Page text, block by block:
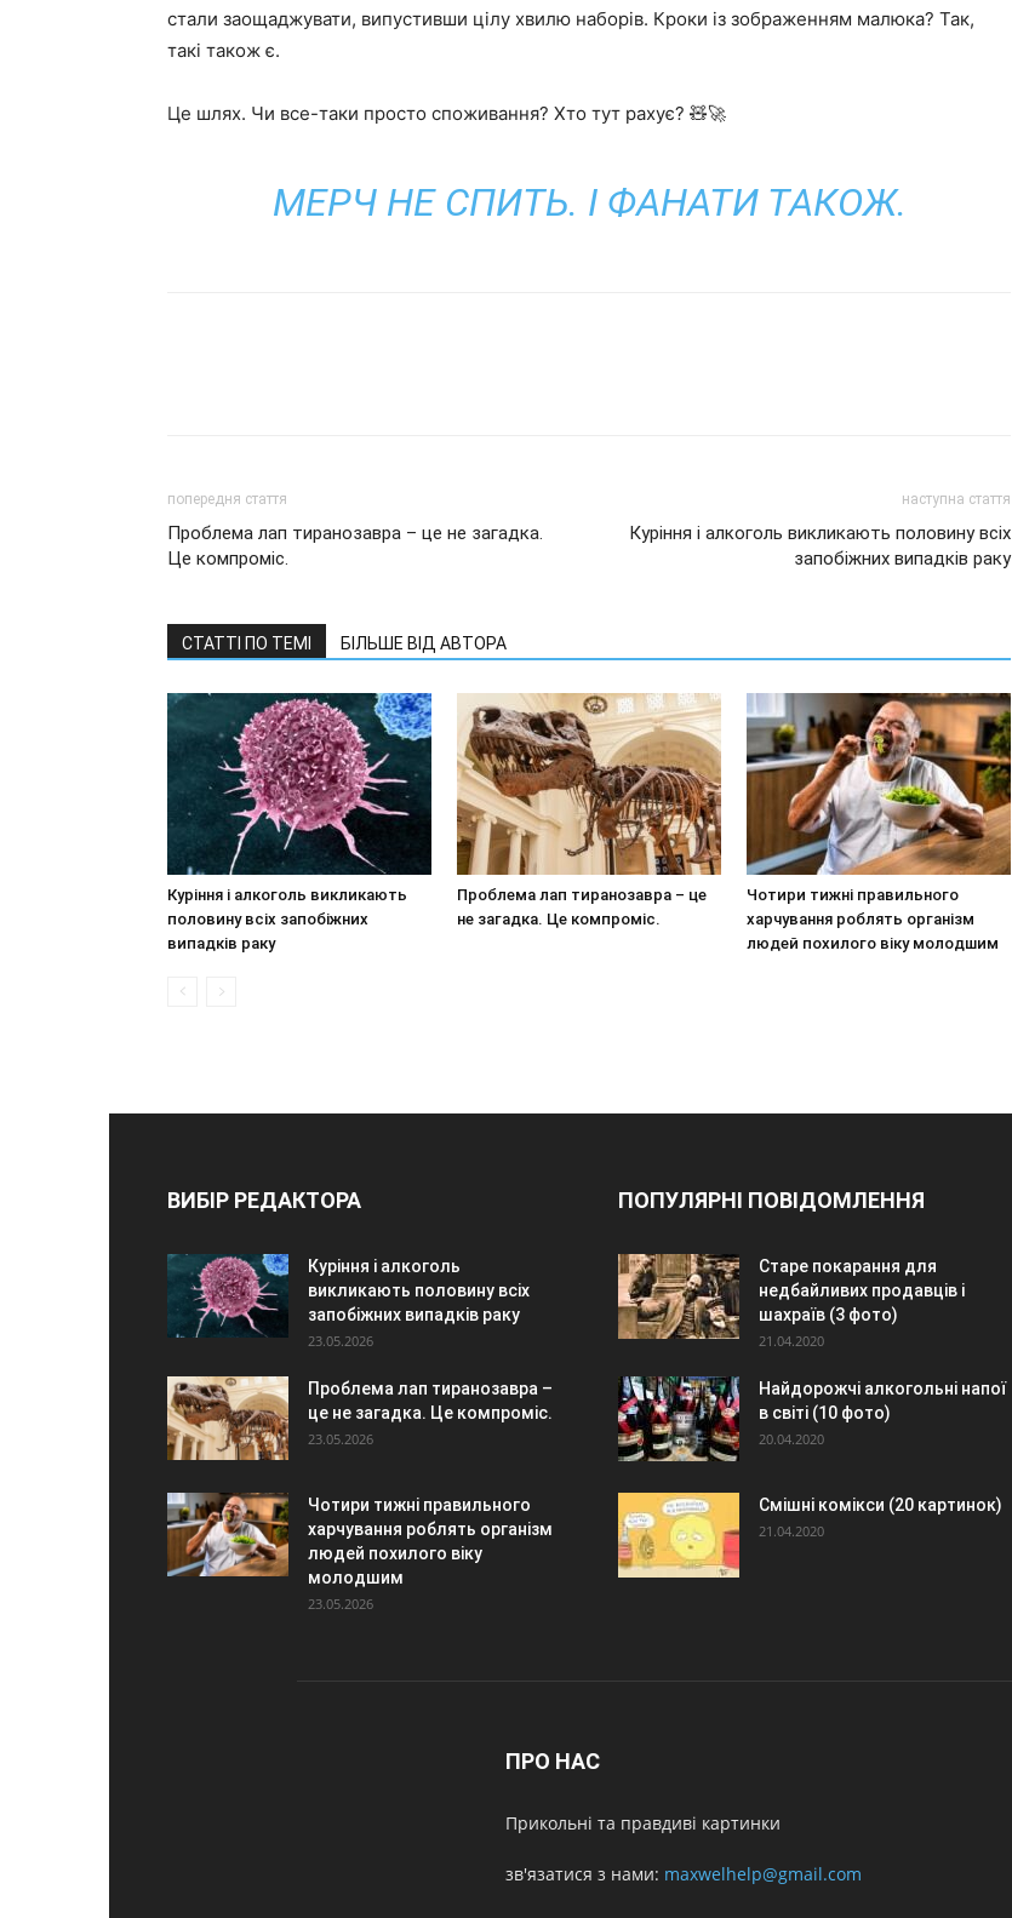
стали заощаджувати, випустивши цілу хвилю наборів. Кроки із зображенням малюка? Так,
такі також є.
Це шлях. Чи все-таки просто споживання? Хто тут рахує? 🧸🚀
МЕРЧ НЕ СПИТЬ. І ФАНАТИ ТАКОЖ.
попередня стаття
Проблема лап тиранозавра – це не загадка.
Це компроміс.
наступна стаття
Куріння і алкоголь викликають половину всіх
запобіжних випадків раку
СТАТТІ ПО ТЕМІ БІЛЬШЕ ВІД АВТОРА
Куріння і алкоголь викликають
половину всіх запобіжних
випадків раку
Проблема лап тиранозавра – це
не загадка. Це компроміс.
Чотири тижні правильного
харчування роблять організм
людей похилого віку молодшим
ВИБІР РЕДАКТОРА
Куріння і алкоголь
викликають половину всіх
запобіжних випадків раку
23.05.2026
Проблема лап тиранозавра –
це не загадка. Це компроміс.
23.05.2026
Чотири тижні правильного
харчування роблять організм
людей похилого віку
молодшим
23.05.2026
ПОПУЛЯРНІ ПОВІДОМЛЕННЯ
Старе покарання для
недбайливих продавців і
шахраїв (3 фото)
21.04.2020
Найдорожчі алкогольні напої
в світі (10 фото)
20.04.2020
Смішні комікси (20 картинок)
21.04.2020
ПРО НАС
Прикольні та правдиві картинки
зв'язатися з нами: maxwelhelp@gmail.com